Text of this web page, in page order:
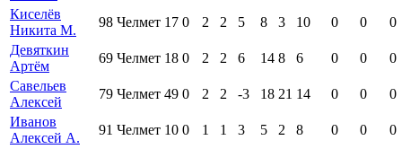
Киселёв
Никита М.
98 Челмет 17 0 2 2 5 8 3 10 0 0
0
Девяткин
Артём
69 Челмет 18 0 2 2 6 14 8 6 0 0
0
Савельев
Алексей
79 Челмет 49 0 2 2 -3 18 21 14 0 0
0
Иванов
Алексей А.
91 Челмет 10 0 1 1 3 5 2 8 0 0
0